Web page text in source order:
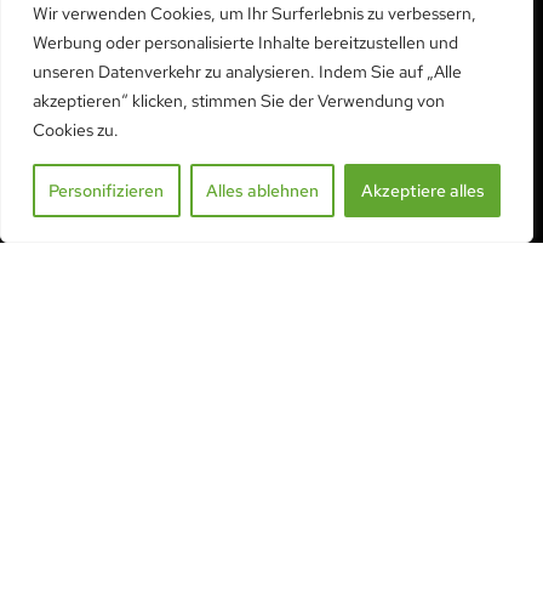
Wir verwenden Cookies, um Ihr Surferlebnis zu verbessern,
Werbung oder personalisierte Inhalte bereitzustellen und
unseren Datenverkehr zu analysieren. Indem Sie auf „Alle
akzeptieren“ klicken, stimmen Sie der Verwendung von
Cookies zu.
Personifizieren Alles ablehnen Akzeptiere alles
KONTAKTIEREN SIE UNS
Telefon:
+41 26 552 01 02
Handy, Mobiltelefon: